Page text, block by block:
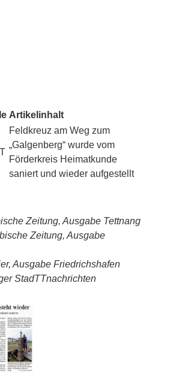
Artikelinhalt
Feldkreuz am Weg zum
„Galgenberg“ wurde vom
Förderkreis Heimatkunde
saniert und wieder aufgestellt
Zeitung, Ausgabe Tettnang
Zeitung, Ausgabe
Ausgabe Friedrichshafen
StadTTnachrichten